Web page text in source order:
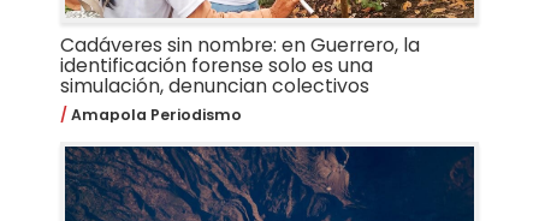
Cadáveres sin nombre: en Guerrero, la
identificación forense solo es una
simulación, denuncian colectivos
Amapola Periodismo